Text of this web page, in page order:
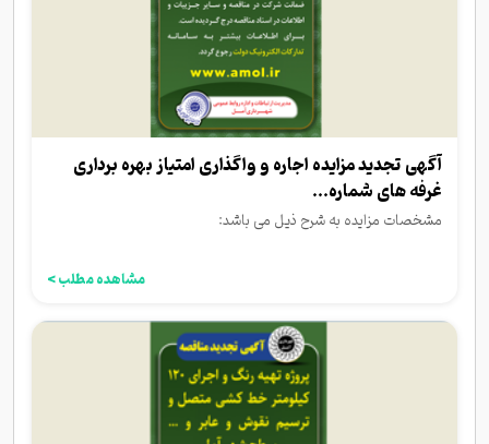
آگهی تجدید مزایده اجاره و واگذاری امتیاز بهره برداری
غرفه های شماره...
مشخصات مزایده به شرح ذیل می باشد:
مشاهده مطلب >